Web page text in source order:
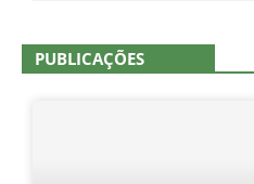
PUBLICAÇÕES